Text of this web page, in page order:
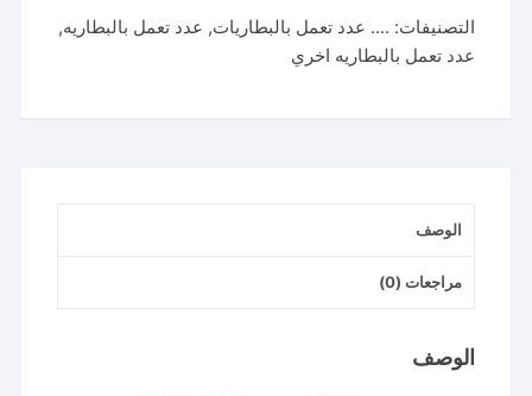
فولت
٢٥٠٠
twli20887
التصنيفات: .... عدد تعمل بالبطاريات, عدد تعمل بالبطاريه,
عدد تعمل بالبطاريه اخري
الوصف
مراجعات (0)
الوصف